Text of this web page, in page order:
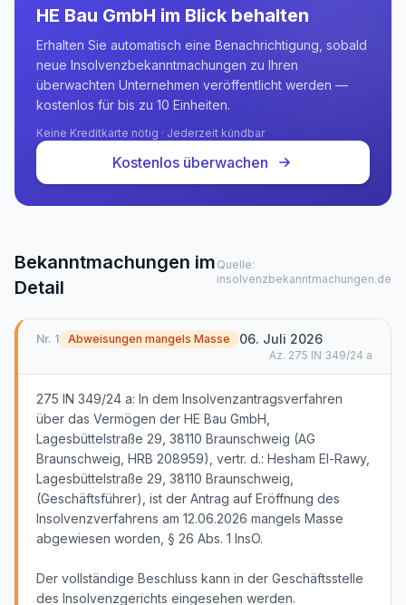
HE Bau GmbH im Blick behalten
Erhalten Sie automatisch eine Benachrichtigung, sobald
neue Insolvenzbekanntmachungen zu Ihren
überwachten Unternehmen veröffentlicht werden —
kostenlos für bis zu 10 Einheiten.
Keine Kreditkarte nötig · Jederzeit kündbar
Kostenlos überwachen
Bekanntmachungen im
Detail
Quelle:
insolvenzbekanntmachungen.de
Nr. 1 Abweisungen mangels Masse 06. Juli 2026
Az. 275 IN 349/24 a
275 IN 349/24 a: In dem Insolvenzantragsverfahren
über das Vermögen der HE Bau GmbH,
Lagesbüttelstraße 29, 38110 Braunschweig (AG
Braunschweig, HRB 208959), vertr. d.: Hesham El-Rawy,
Lagesbüttelstraße 29, 38110 Braunschweig,
(Geschäftsführer), ist der Antrag auf Eröffnung des
Insolvenzverfahrens am 12.06.2026 mangels Masse
abgewiesen worden, § 26 Abs. 1 InsO.
Der vollständige Beschluss kann in der Geschäftsstelle
des Insolvenzgerichts eingesehen werden.